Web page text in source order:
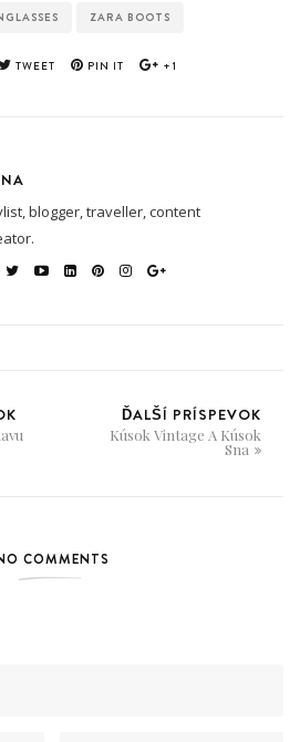
ZARA BOOTS
TWEET PIN IT +1
blogger, traveller, content
ĎALŠÍ PRÍSPEVOK
Kúsok Vintage A Kúsok
Sna
COMMENTS